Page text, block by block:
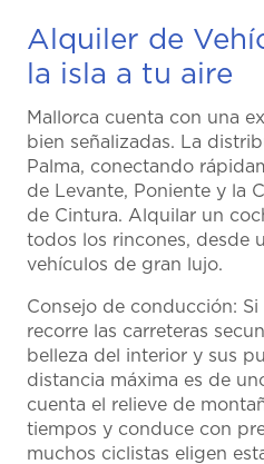
Alquiler de
la isla a tu aire
Mallorca cuenta con una
bien señalizadas. La
Palma, conectando
de Levante, Poniente y la
de Cintura. Alquilar un
todos los rincones, desde
vehículos de gran lujo.
Consejo de conducción:
recorre las carreteras
belleza del interior y sus
distancia máxima es de
cuenta el relieve de
tiempos y conduce con
muchos ciclistas eligen